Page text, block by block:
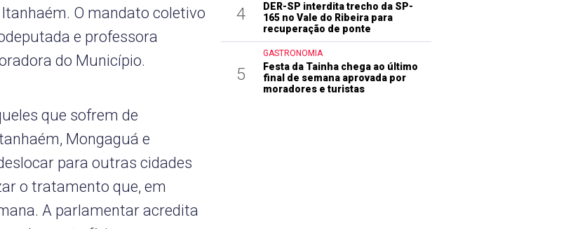
O mandato coletivo
e professora
do Município.
que sofrem de
Mongaguá e
para outras cidades
o tratamento que, em
A parlamentar acredita
4
DER-SP interdita trecho da SP-
165 no Vale do Ribeira para
recuperação de ponte
5
GASTRONOMIA
Festa da Tainha chega ao último
final de semana aprovada por
moradores e turistas